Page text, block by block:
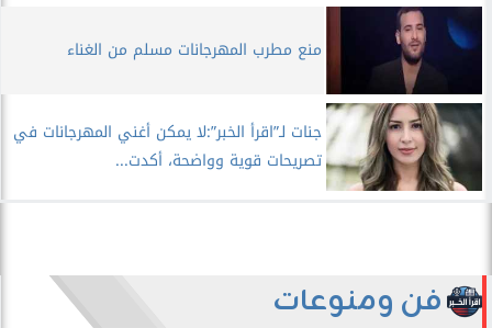
منع مطرب المهرجانات مسلم من الغناء
جنات لـ”اقرأ الخبر”:لا يمكن أغني المهرجانات في
تصريحات قوية وواضحة، أكدت...
فن ومنوعات